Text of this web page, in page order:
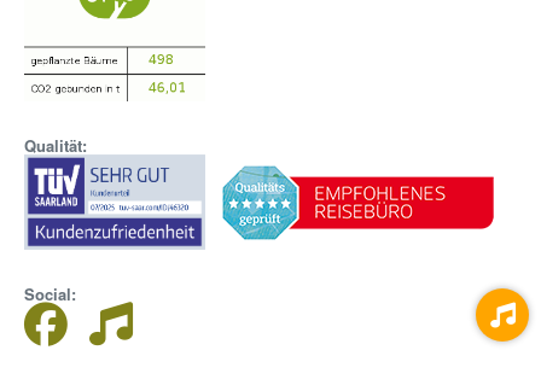
Qualität:
Social: